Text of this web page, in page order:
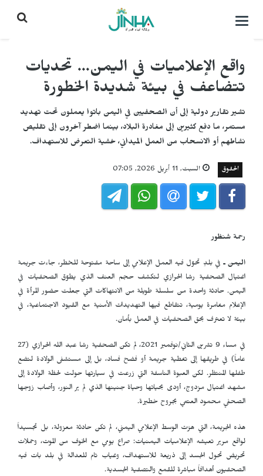
التحكم
واقع الإعلاميات في اليمن... تحديات
تتضاعف في بيئة شديدة الخطورة
تشير تقارير دولية إلى أن الصحفيين في اليمن باتوا يعملون تحت تهديد
مستمر، ما دفع كثيرين إلى مغادرة البلاد، بينما اضطر آخرون إلى تقليص
نشاطهم أو الانسحاب من العمل الميداني، خشية التعرض للاستهداف.
الحقوق السبت, 11 أبريل 2026, 07:05
رحمة شنظور
اليمن ـ في بلدٍ تحوّل فيه العمل الإعلامي إلى ساحة مفتوحة للخطر، جاءت جريمة
اغتيال الصحفية رشا الحرازي لتكشف حجم العنف الذي يطوّق الصحفيات في
اليمن. حادثة واحدة من سلسلة طويلة من الانتهاكات التي جعلت حضور المرأة في
الإعلام مغامرة يومية، تتقاطع فيها التهديدات الأمنية مع القيود الاجتماعية، في
بيئة لا تعترف بحق الصحفيات في العمل بأمان.
في مساء 9 تشرين الثاني/نوفمبر 2021، لم تكن الصحفية رشا عبد الله الحرازي (27
عاماً) في طريقها إلى تغطية جريمة أو فضح فساد، بل إلى مستشفى الولادة لتضع
طفلها المنتظر. لكن العبوة الناسفة التي زرعت في سيارتها حولت لحظة الولادة إلى
مشهد اغتيال مزدوج، أودى بحياتها وحياة جنينها الذي لم ير النور، وأصاب زوجها
الصحفي محمود العتمي بجروح خطيرة.
هذه الجريمة، التي هزت الوسط الإعلامي اليمني، لم تكن حادثة معزولة، بل تجسيداً
لواقع مرير تعيشه الإعلاميات اليمنيات: صراع يومي مع الخوف من الموت، وحملات
تحريض تحول الجسد إلى ذريعة للاستهداف، وغياب تام للعدالة في بلد بات فيه
الصحفيون أهدافاً مباشرة للقمع والتصفية الجسدية.